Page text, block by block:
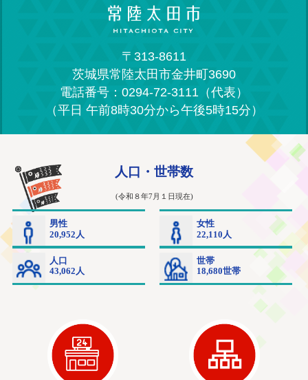
〒313-8611
茨城県常陸太田市金井町3690
電話番号：0294-72-3111（代表）
（平日 午前8時30分から午後5時15分）